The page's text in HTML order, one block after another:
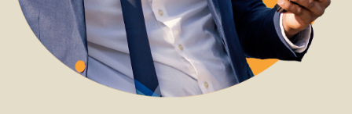
de
Hierdoor
website-